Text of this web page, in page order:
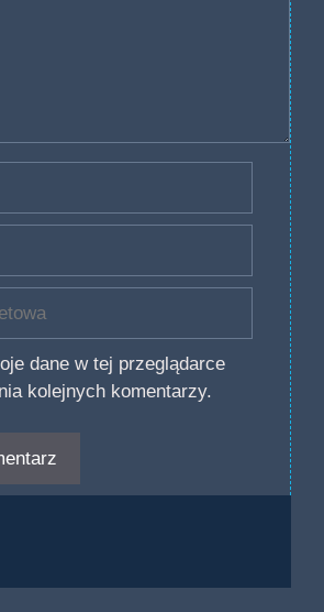
dane w tej przeglądarce
kolejnych komentarzy.